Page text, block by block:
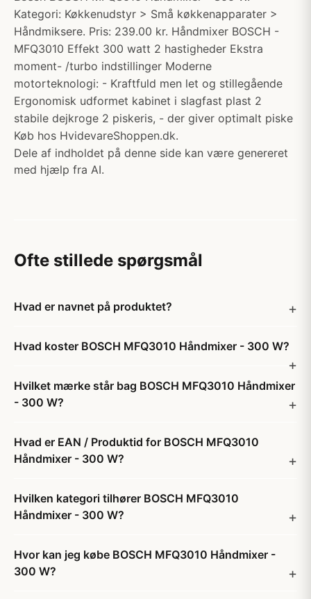
Kategori: Køkkenudstyr > Små køkkenapparater >
Håndmiksere. Pris: 239.00 kr. Håndmixer BOSCH -
MFQ3010 Effekt 300 watt 2 hastigheder Ekstra
moment- /turbo indstillinger Moderne
motorteknologi: - Kraftfuld men let og stillegående
Ergonomisk udformet kabinet i slagfast plast 2
stabile dejkroge 2 piskeris, - der giver optimalt piske
Køb hos HvidevareShoppen.dk.
Dele af indholdet på denne side kan være genereret
med hjælp fra AI.
Ofte stillede spørgsmål
Hvad er navnet på produktet?
Hvad koster BOSCH MFQ3010 Håndmixer - 300 W?
Hvilket mærke står bag BOSCH MFQ3010 Håndmixer
- 300 W?
Hvad er EAN / Produktid for BOSCH MFQ3010
Håndmixer - 300 W?
Hvilken kategori tilhører BOSCH MFQ3010
Håndmixer - 300 W?
Hvor kan jeg købe BOSCH MFQ3010 Håndmixer -
300 W?